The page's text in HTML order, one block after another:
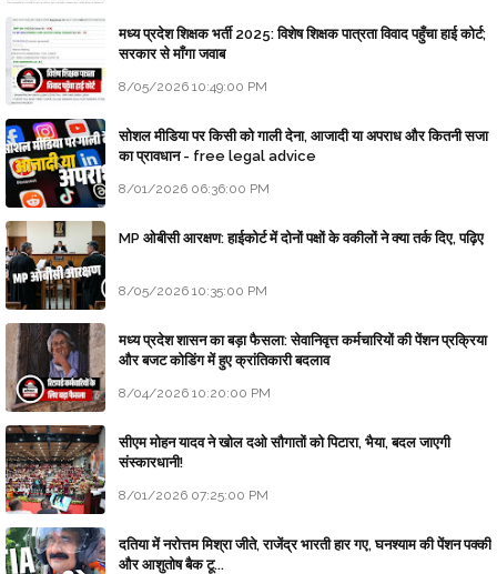
मध्य प्रदेश शिक्षक भर्ती 2025: विशेष शिक्षक पात्रता विवाद पहुँचा हाई कोर्ट;
सरकार से माँगा जवाब
8/05/2026 10:49:00 PM
सोशल मीडिया पर किसी को गाली देना, आजादी या अपराध और कितनी सजा
का प्रावधान - free legal advice
8/01/2026 06:36:00 PM
MP ओबीसी आरक्षण: हाईकोर्ट में दोनों पक्षों के वकीलों ने क्या तर्क दिए, पढ़िए
8/05/2026 10:35:00 PM
मध्य प्रदेश शासन का बड़ा फैसला: सेवानिवृत्त कर्मचारियों की पेंशन प्रक्रिया
और बजट कोडिंग में हुए क्रांतिकारी बदलाव
8/04/2026 10:20:00 PM
सीएम मोहन यादव ने खोल दओ सौगातों को पिटारा, भैया, बदल जाएगी
संस्कारधानी!
8/01/2026 07:25:00 PM
दतिया में नरोत्तम मिश्रा जीते, राजेंद्र भारती हार गए, घनश्याम की पेंशन पक्की
और आशुतोष बैक टू...